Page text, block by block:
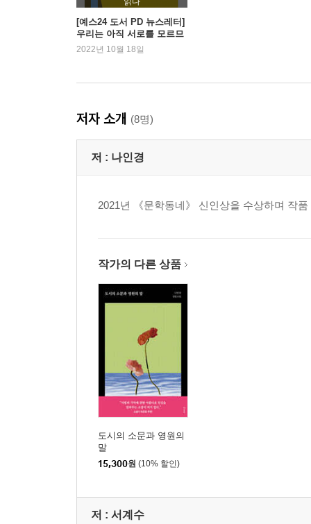
[예스24 도서 PD 뉴스레터]
우리는 아직 서로를 모르므
로 - 『흉터 쿠키』 외
2022년 10월 18일
저자 소개 (8명)
저 : 나인경
2021년 《문학동네》 신인상을 수상하며 작
작가의 다른 상품
도시의 소문과 영원의
말
15,300원 (10% 할인)
저 : 서계수